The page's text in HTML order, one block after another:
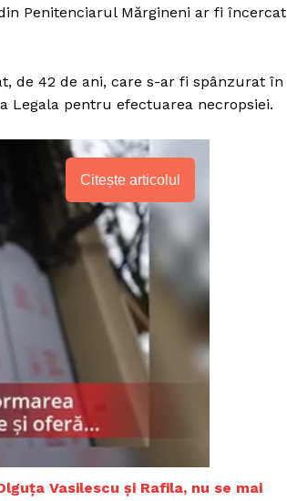
PRESShub
Despre noi / Echipa
Proiecte editoriale
Rețea
Contact
Penitenciarul Mărgineni ar fi încercat
de 42 de ani, care s-ar fi spânzurat în
Legala pentru efectuarea necropsiei.
Citește articolul
Vasilescu și Rafila, nu se mai